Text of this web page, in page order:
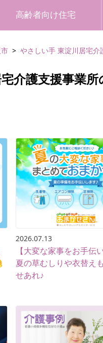
高齢者向け住宅
やさしい手 東淀川居宅介
介護支援事業
2026.07.13
【大変な家事をお手伝
夏の草むしりや衣替え
せあれ♪